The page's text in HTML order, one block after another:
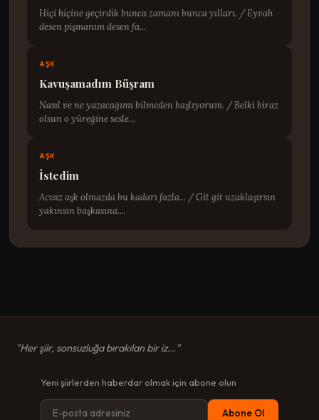
Hiçi hiçine geçirdik bunca zamanı bunca yılları. / Eyvah
desen pişmanım desen fa...
AŞK
Kavuşamadım Büşram
Nasıl ve ne yazacağımı bilmeden başlıyorum. / Belki biraz
olsun o yüreğine sesle...
AŞK
İstedim
Acısız aşk olmazda bu kadarı fazla... / Git git uzaklaşırsın
yakınsın başkasına....
"Her şiir, sonsuzluğa bırakılan bir iz..."
Yeni şiirlerden haberdar olmak için abone olun
Abone Ol